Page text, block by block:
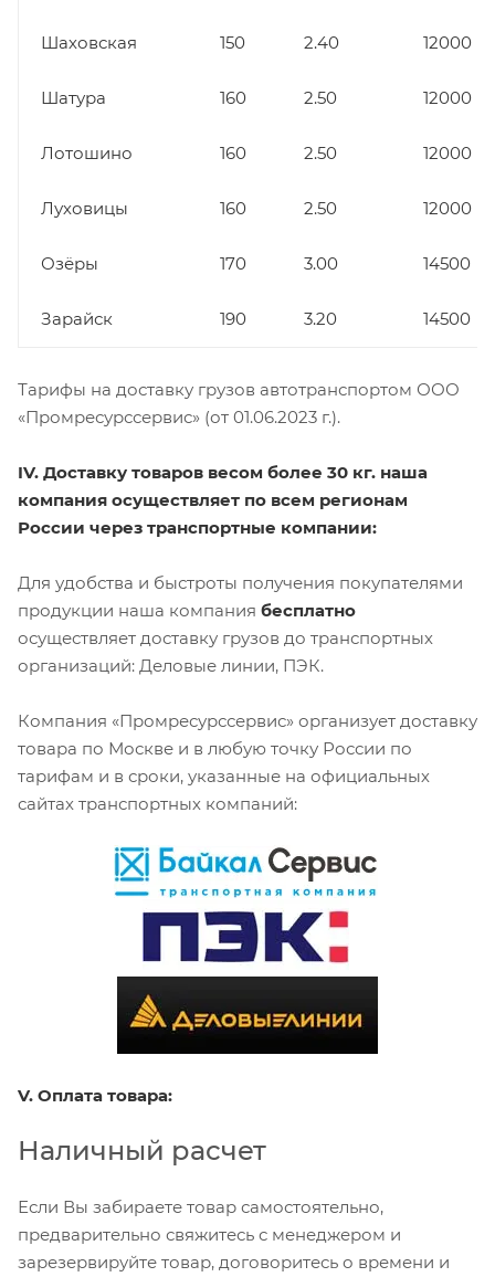
Шаховская 150 2.40 12000
Шатура 160 2.50 12000
Лотошино 160 2.50 12000
Луховицы 160 2.50 12000
Озёры 170 3.00 14500
Зарайск 190 3.20 14500
Тарифы на доставку грузов автотранспортом ООО
«Промресурссервис» (от 01.06.2023 г.).
IV. Доставку товаров весом более 30 кг. наша
компания осуществляет по всем регионам
России через транспортные компании:
Для удобства и быстроты получения покупателями
продукции наша компания бесплатно
осуществляет доставку грузов до транспортных
организаций: Деловые линии, ПЭК.
Компания «Промресурссервис» организует доставку
товара по Москве и в любую точку России по
тарифам и в сроки, указанные на официальных
сайтах транспортных компаний:
V. Оплата товара:
Наличный расчет
Если Вы забираете товар самостоятельно,
предварительно свяжитесь с менеджером и
зарезервируйте товар, договоритесь о времени и